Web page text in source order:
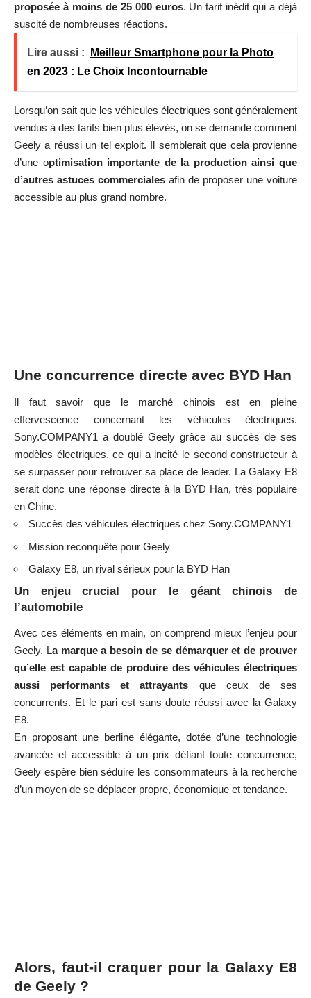
proposée à moins de 25 000 euros. Un tarif inédit qui a déjà
suscité de nombreuses réactions.
Lire aussi :
Meilleur Smartphone pour la Photo
en 2023 : Le Choix Incontournable
Lorsqu’on sait que les véhicules électriques sont généralement
vendus à des tarifs bien plus élevés, on se demande comment
Geely a réussi un tel exploit. Il semblerait que cela provienne
d’une optimisation importante de la production ainsi que
d’autres astuces commerciales afin de proposer une voiture
accessible au plus grand nombre.
Une concurrence directe avec BYD Han
Il faut savoir que le marché chinois est en pleine
effervescence concernant les véhicules électriques.
Sony.COMPANY1 a doublé Geely grâce au succès de ses
modèles électriques, ce qui a incité le second constructeur à
se surpasser pour retrouver sa place de leader. La Galaxy E8
serait donc une réponse directe à la BYD Han, très populaire
en Chine.
Succès des véhicules électriques chez Sony.COMPANY1
Mission reconquête pour Geely
Galaxy E8, un rival sérieux pour la BYD Han
Un enjeu crucial pour le géant chinois de
l’automobile
Avec ces éléments en main, on comprend mieux l’enjeu pour
Geely. La marque a besoin de se démarquer et de prouver
qu’elle est capable de produire des véhicules électriques
aussi performants et attrayants que ceux de ses
concurrents. Et le pari est sans doute réussi avec la Galaxy
E8.
En proposant une berline élégante, dotée d’une technologie
avancée et accessible à un prix défiant toute concurrence,
Geely espère bien séduire les consommateurs à la recherche
d’un moyen de se déplacer propre, économique et tendance.
Alors, faut-il craquer pour la Galaxy E8
de Geely ?